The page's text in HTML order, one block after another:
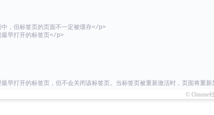
，但标签页的页面不一定被缓存</p>
早打开的标签页</p>
打开的标签页，但不会关闭该标签页。当标签页被重新激活时，页面将重新
© Oinone